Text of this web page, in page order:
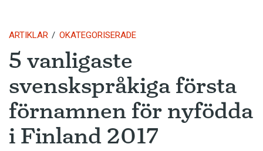
ARTIKLAR OKATEGORISERADE
5 vanligaste
svenskspråkiga första
förnamnen för nyfödda
i Finland 2017